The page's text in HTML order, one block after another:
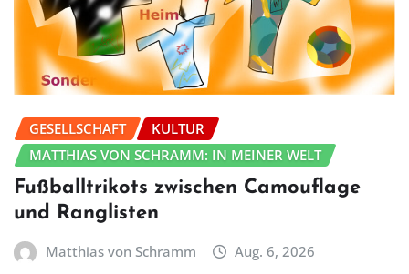
GESELLSCHAFT
KULTUR
MATTHIAS VON SCHRAMM: IN MEINER WELT
Fußballtrikots zwischen Camouflage
und Ranglisten
Matthias von Schramm Aug. 6, 2026